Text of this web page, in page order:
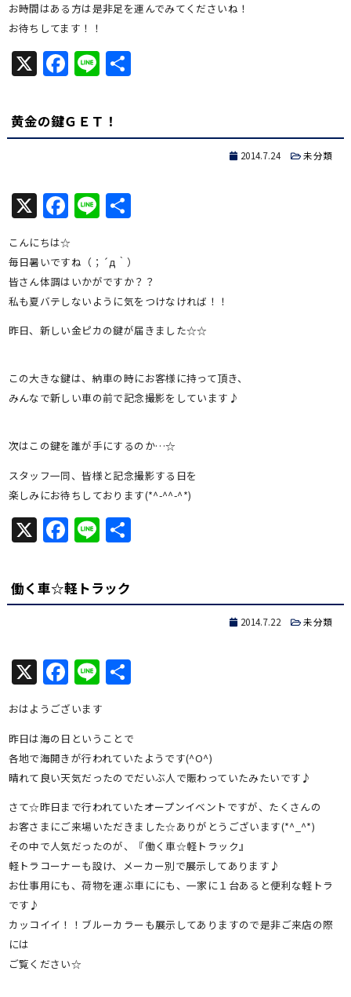
お時間はある方は是非足を運んでみてくださいね！
お待ちしてます！！
X Facebook
Line共
黄金の鍵ＧＥＴ！
2014.7.24 未分類
X Facebook
Line共
こんにちは☆
毎日暑いですね（；´д｀）
皆さん体調はいかがですか？？
私も夏バテしないように気をつけなければ！！
昨日、新しい金ピカの鍵が届きました☆☆
この大きな鍵は、納車の時にお客様に持って頂き、
みんなで新しい車の前で記念撮影をしています♪
次はこの鍵を誰が手にするのか…☆
スタッフ一同、皆様と記念撮影する日を
楽しみにお待ちしております(*^-^^-^*)
X Facebook
Line共
働く車☆軽トラック
2014.7.22 未分類
X Facebook
Line共
おはようございます
昨日は海の日ということで
各地で海開きが行われていたようです(^O^)
晴れて良い天気だったのでだいぶ人で賑わっていたみたいです♪
さて☆昨日まで行われていたオープンイベントですが、たくさんの
お客さまにご来場いただきました☆ありがとうございます(*^_^*)
その中で人気だったのが、『働く車☆軽トラック』
軽トラコーナーも設け、メーカー別で展示してあります♪
お仕事用にも、荷物を運ぶ車ににも、一家に１台あると便利な軽トラ
です♪
カッコイイ！！ブルーカラーも展示してありますので是非ご来店の際
には
ご覧ください☆